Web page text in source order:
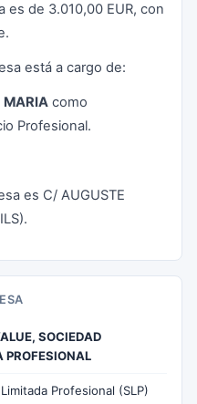
es de 3.010,00 EUR, con
está a cargo de:
MARIA como
Profesional.
es C/ AUGUSTE
SOCIEDAD
PROFESIONAL
Profesional (SLP)